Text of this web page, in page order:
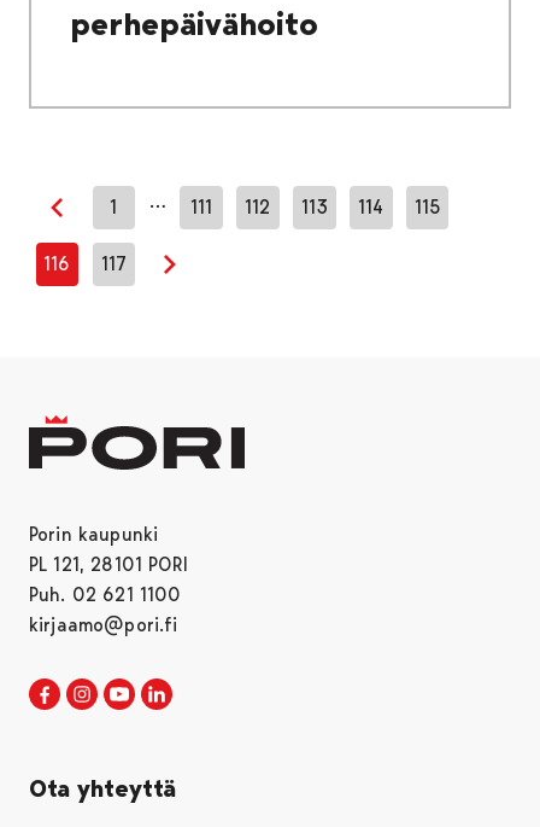
perhepäivähoito
Edellinen sivu
1 … 111 112 113 114 115
116 117
Porin kaupunki
PL 121, 28101 PORI
Puh. 02 621 1100
kirjaamo@pori.fi
Porin kaupunki Facebookissa
Avautuu uudessa välilehdessä
Porin kaupunki Instagramissa
Avautuu uudessa välilehdessä
Porin kaupunki Youtubessa
Avautuu uudessa välilehdessä
Ota yhteyttä